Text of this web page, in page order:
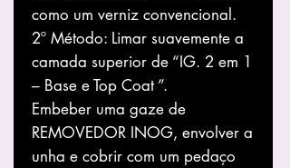
como um verniz convencional.
2º Método: Limar suavemente a
camada superior de “IG. 2 em 1
– Base e Top Coat ”.
Embeber uma gaze de
REMOVEDOR INOG, envolver a
unha e cobrir com um pedaço